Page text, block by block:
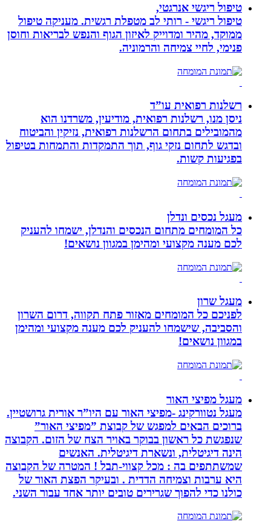
טיפול ריגשי אנרגטי,
טיפול ריגשי - רותי לב מטפלת רגשית. מעניקה טיפול
ממוקד, מהיר ומדוייק לאיזון הגוף והנפש לבריאות וחוסן
פנימי, לחיי צמיחה והרמוניה.
רשלנות רפואית עו”ד
ניסן מנו, רשלנות רפואית, מודיעין, משרדנו הוא
מהמובילים בתחום הרשלנות רפואית, נזיקין והביטוח
ובדגש לתחום נזקי גוף, תוך התמקדות והתמחות בטיפול
בפגיעות קשות.
מעגל נכסים ונדלן
כל המומחים מתחום הנכסים והנדלן, ישמחו להעניק
לכם מענה מקצועי ומהימן במגוון נושאים!
מעגל שרון
לפניכם כל המומחים מאזור פתח תקווה, דרום השרון
והסביבה, שישמחו להעניק לכם מענה מקצועי ומהימן
במגוון נושאים!
מעגל מפיצי האור
מעגל נטוורקינג -מפיצי האור עם היו”ר אורית גרושטיין.
ברוכים הבאים למפגש של קבוצת ”מפיצי האור”
שנפגשת כל ראשון בבוקר באויר הצח של הזום. הקבוצה
הינה דיגיטלית, ונשארת דיגיטלית. האנשים
שמשתתפים בה : מכל קצווי-תבל ! המטרה של הקבוצה
היא ערבות וצמיחה הדדית . ובעיקר הפצת האור של
כולנו כדי להפוך שגרירים טובים יותר אחד עבור השני.